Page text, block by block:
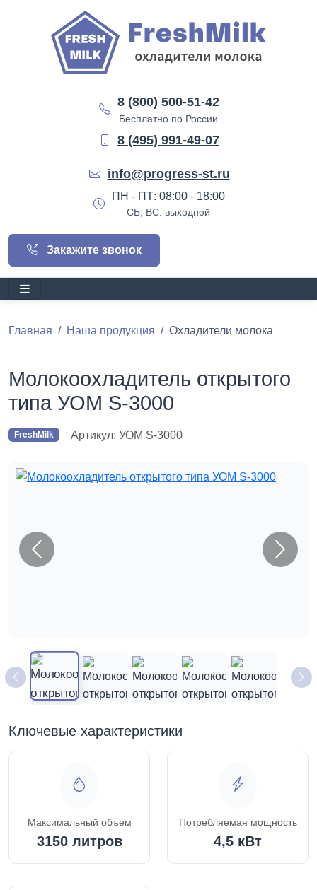
8 (800) 500-51-42
Бесплатно по России
8 (495) 991-49-07
info@progress-st.ru
ПН - ПТ: 08:00 - 18:00
СБ, ВС: выходной
Закажите звонок
Главная Наша продукция Охладители молока
Молокоохладитель открытого
типа УОМ S-3000
FreshMilk Артикул: УОМ S-3000
Назад
Ключевые характеристики
Максимальный объем
3150 литров
Потребляемая мощность
4,5 кВт